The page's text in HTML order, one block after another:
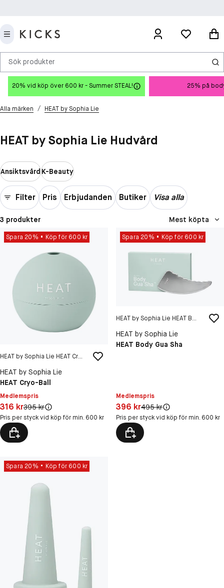
Sök produkter
20% vid köp över 600 kr - Summer STEAL! 25% på
Alla märken / HEAT by Sophia Lie
HEAT by Sophia Lie Hudvård
AnsiktsvårdK-Beauty
Filter Pris Erbjudanden Butiker Visa alla
3 produkter Mest köpta
Spara 20% Köp för 600 kr
HEAT by Sophia Lie HEAT Cryo-Ball
HEAT by Sophia Lie
HEAT Cryo-Ball
Medlemspris
Pris: 316 kr
316 krOriginal pris:
395 kr
Pris per styck vid köp för min. 600 kr
Spara 20% Köp för 600 kr
HEAT by Sophia Lie HEAT Body Gua Sha
HEAT by Sophia Lie
HEAT Body Gua Sha
Medlemspris
Pris: 396 kr
396 krOriginal pris:
495 kr
Pris per styck vid köp för min. 600 kr
Spara 20% Köp för 600 kr